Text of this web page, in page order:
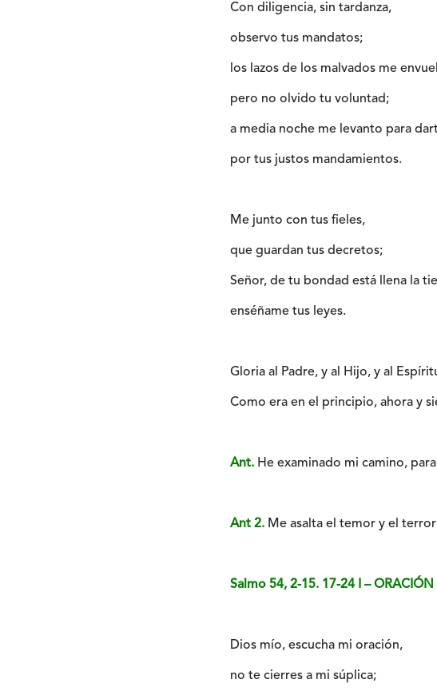
Con diligencia, sin tardanza,
observo tus mandatos;
los lazos de los malvados me
pero no olvido tu voluntad;
a media noche me levanto para
por tus justos mandamientos.
Me junto con tus fieles,
que guardan tus decretos;
Señor, de tu bondad está llena la
enséñame tus leyes.
Gloria al Padre, y al Hijo, y al
Como era en el principio, ahora y
Ant. He examinado mi camino,
Ant 2. Me asalta el temor y el
Salmo 54, 2-15. 17-24 I –
Dios mío, escucha mi oración,
no te cierres a mi súplica;